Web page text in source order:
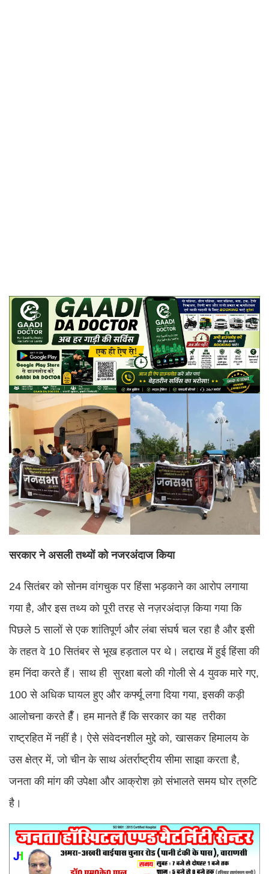
सरकार ने असली तथ्यों को नजरअंदाज किया
24 सितंबर को सोनम वांगचुक पर हिंसा भड़काने का आरोप लगाया
गया है, और इस तथ्य को पूरी तरह से नज़रअंदाज़ किया गया कि
पिछले 5 सालों से एक शांतिपूर्ण और लंबा संघर्ष चल रहा है और इसी
के तहत वे 10 सितंबर से भूख हड़ताल पर थे। लद्दाख में हुई हिंसा की
हम निंदा करते हैं। साथ ही सुरक्षा बलो की गोली से 4 युवक मारे गए,
100 से अधिक घायल हुए और कर्फ्यू लगा दिया गया, इसकी कड़ी
आलोचना करते हैँ। हम मानते हैं कि सरकार का यह तरीका
राष्ट्रहित में नहीं है। ऐसे संवेदनशील मुद्दे को, खासकर हिमालय के
उस क्षेत्र में, जो चीन के साथ अंतर्राष्ट्रीय सीमा साझा करता है,
जनता की मांग की उपेक्षा और आक्रोश क़ो संभालते समय घोर त्रुटि
है।